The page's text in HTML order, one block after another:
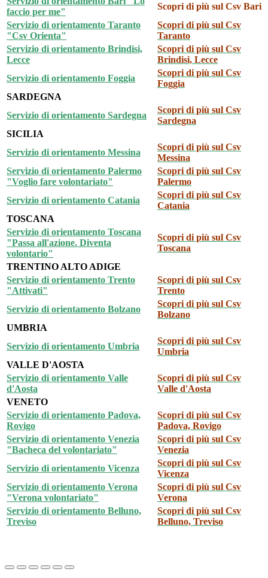
faccio per me"
Scopri di più sul Csv Bari
Servizio di orientamento Taranto
"Csv Orienta"
Scopri di più sul Csv
Taranto
Servizio di orientamento Brindisi,
Lecce
Scopri di più sul Csv
Brindisi, Lecce
Servizio di orientamento Foggia
Scopri di più sul Csv
Foggia
SARDEGNA
Servizio di orientamento Sardegna
Scopri di più sul Csv
Sardegna
SICILIA
Servizio di orientamento Messina
Scopri di più sul Csv
Messina
Servizio di orientamento Palermo
"Voglio fare volontariato"
Scopri di più sul Csv
Palermo
Servizio di orientamento Catania
Scopri di più sul Csv
Catania
TOSCANA
Servizio di orientamento Toscana
"Passa all'azione. Diventa
volontario"
Scopri di più sul Csv
Toscana
TRENTINO ALTO ADIGE
Servizio di orientamento Trento
"Attivati"
Scopri di più sul Csv
Trento
Servizio di orientamento Bolzano
Scopri di più sul Csv
Bolzano
UMBRIA
Servizio di orientamento Umbria
Scopri di più sul Csv
Umbria
VALLE D'AOSTA
Servizio di orientamento Valle
d'Aosta
Scopri di più sul Csv
Valle d'Aosta
VENETO
Servizio di orientamento Padova,
Rovigo
Scopri di più sul Csv
Padova, Rovigo
Servizio di orientamento Venezia
"Bacheca del volontariato"
Scopri di più sul Csv
Venezia
Servizio di orientamento Vicenza
Scopri di più sul Csv
Vicenza
Servizio di orientamento Verona
"Verona volontariato"
Scopri di più sul Csv
Verona
Servizio di orientamento Belluno,
Treviso
Scopri di più sul Csv
Belluno, Treviso